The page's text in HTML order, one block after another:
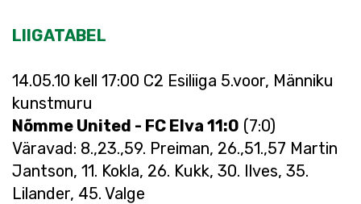
LIIGATABEL
14.05.10 kell 17:00 C2 Esiliiga 5.voor, Männiku
kunstmuru
Nõmme United - FC Elva 11:0 (7:0)
Väravad: 8.,23.,59. Preiman, 26.,51.,57 Martin
Jantson, 11. Kokla, 26. Kukk, 30. Ilves, 35.
Lilander, 45. Valge